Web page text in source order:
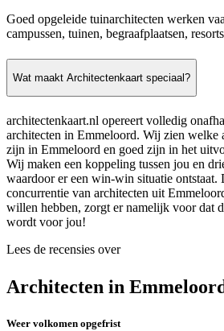
Goed opgeleide tuinarchitecten werken
campussen, tuinen, begraafplaatsen,
Wat maakt Architectenkaart speciaal?
architectenkaart.nl opereert volledig
architecten in Emmeloord. Wij zien welke
zijn in Emmeloord en goed zijn in het
Wij maken een koppeling tussen jou en
waardoor er een win-win situatie ontstaat.
concurrentie van architecten uit
willen hebben, zorgt er namelijk voor dat
wordt voor jou!
Lees de recensies over
Architecten in
Weer volkomen opgefrist